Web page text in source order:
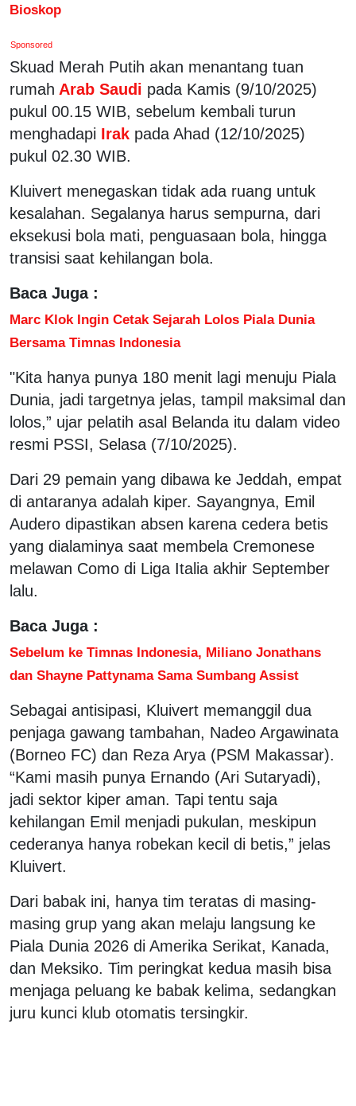
Bioskop
Sponsored
Skuad Merah Putih akan menantang tuan
rumah Arab Saudi pada Kamis (9/10/2025)
pukul 00.15 WIB, sebelum kembali turun
menghadapi Irak pada Ahad (12/10/2025)
pukul 02.30 WIB.
Kluivert menegaskan tidak ada ruang untuk
kesalahan. Segalanya harus sempurna, dari
eksekusi bola mati, penguasaan bola, hingga
transisi saat kehilangan bola.
Baca Juga :
Marc Klok Ingin Cetak Sejarah Lolos Piala Dunia
Bersama Timnas Indonesia
"Kita hanya punya 180 menit lagi menuju Piala
Dunia, jadi targetnya jelas, tampil maksimal dan
lolos,” ujar pelatih asal Belanda itu dalam video
resmi PSSI, Selasa (7/10/2025).
Dari 29 pemain yang dibawa ke Jeddah, empat
di antaranya adalah kiper. Sayangnya, Emil
Audero dipastikan absen karena cedera betis
yang dialaminya saat membela Cremonese
melawan Como di Liga Italia akhir September
lalu.
Baca Juga :
Sebelum ke Timnas Indonesia, Miliano Jonathans
dan Shayne Pattynama Sama Sumbang Assist
Sebagai antisipasi, Kluivert memanggil dua
penjaga gawang tambahan, Nadeo Argawinata
(Borneo FC) dan Reza Arya (PSM Makassar).
“Kami masih punya Ernando (Ari Sutaryadi),
jadi sektor kiper aman. Tapi tentu saja
kehilangan Emil menjadi pukulan, meskipun
cederanya hanya robekan kecil di betis,” jelas
Kluivert.
Dari babak ini, hanya tim teratas di masing-
masing grup yang akan melaju langsung ke
Piala Dunia 2026 di Amerika Serikat, Kanada,
dan Meksiko. Tim peringkat kedua masih bisa
menjaga peluang ke babak kelima, sedangkan
juru kunci klub otomatis tersingkir.